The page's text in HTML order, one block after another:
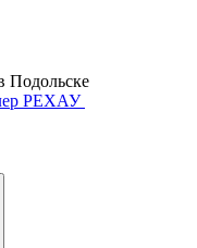
Подольске
РЕХАУ